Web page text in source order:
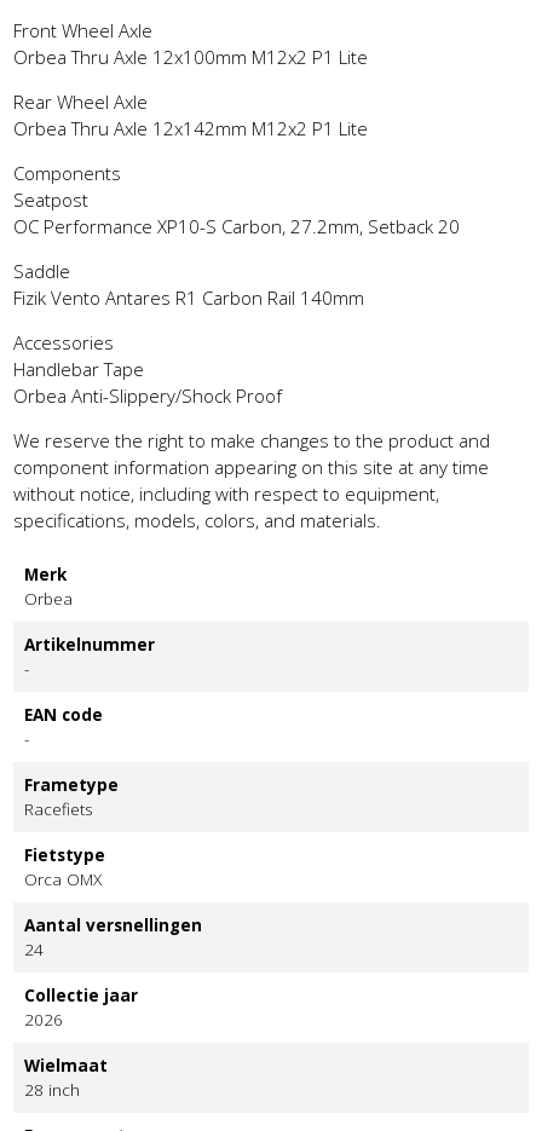
Front Wheel Axle
Orbea Thru Axle 12x100mm M12x2 P1 Lite
Rear Wheel Axle
Orbea Thru Axle 12x142mm M12x2 P1 Lite
Components
Seatpost
OC Performance XP10-S Carbon, 27.2mm, Setback 20
Saddle
Fizik Vento Antares R1 Carbon Rail 140mm
Accessories
Handlebar Tape
Orbea Anti-Slippery/Shock Proof
We reserve the right to make changes to the product and
component information appearing on this site at any time
without notice, including with respect to equipment,
specifications, models, colors, and materials.
Merk
Orbea
Artikelnummer
-
EAN code
-
Frametype
Racefiets
Fietstype
Orca OMX
Aantal versnellingen
24
Collectie jaar
2026
Wielmaat
28 inch